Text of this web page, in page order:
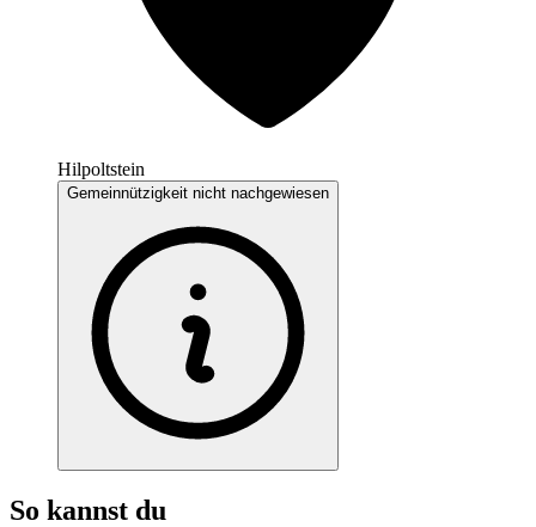
Hilpoltstein
Gemeinnützigkeit nicht nachgewiesen
So kannst du